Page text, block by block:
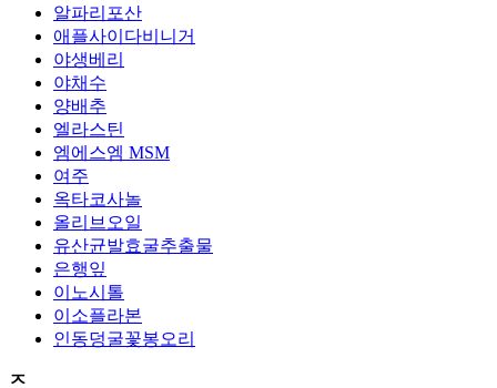
알파리포산
애플사이다비니거
야생베리
야채수
양배추
엘라스틴
엠에스엠 MSM
여주
옥타코사놀
올리브오일
유산균발효굴추출물
은행잎
이노시톨
이소플라본
인동덩굴꽃봉오리
ㅈ